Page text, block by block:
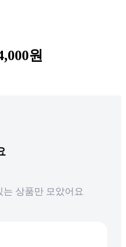
원
상품만 모았어요